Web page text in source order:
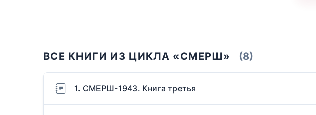
ВСЕ КНИГИ ИЗ ЦИКЛА «СМЕРШ» (8)
1. СМЕРШ-1943. Книга третья